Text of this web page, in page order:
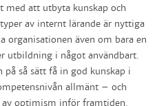
med att utbyta kunskap och
av internt lärande är nyttiga
organisationen även om bara en
utbildning i något användbart.
så sätt få in god kunskap i
allmänt – och
av optimism inför framtiden.